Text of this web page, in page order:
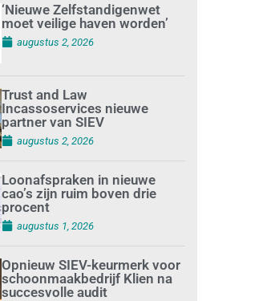
‘Nieuwe Zelfstandigenwet
moet veilige haven worden’
augustus 2, 2026
Trust and Law
Incassoservices nieuwe
partner van SIEV
augustus 2, 2026
Loonafspraken in nieuwe
cao’s zijn ruim boven drie
procent
augustus 1, 2026
Opnieuw SIEV-keurmerk voor
schoonmaakbedrijf Klien na
succesvolle audit